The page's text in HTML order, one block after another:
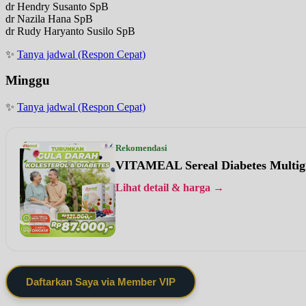
dr Hendry Susanto SpB
dr Nazila Hana SpB
dr Rudy Haryanto Susilo SpB
✨ Tanya jadwal (Respon Cepat)
Minggu
✨ Tanya jadwal (Respon Cepat)
Rekomendasi
VITAMEAL Sereal Diabetes
Lihat detail & harga →
Daftarkan Saya via Member VIP